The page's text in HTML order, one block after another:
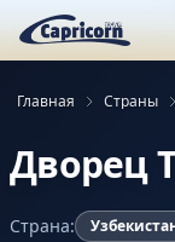
Главная Страны
Дворец
Страна: